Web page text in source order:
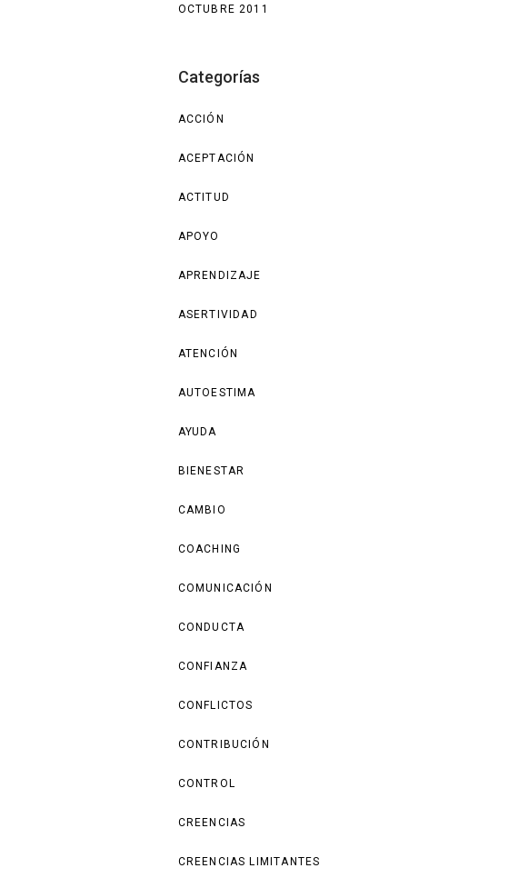
OCTUBRE 2011
Categorías
ACCIÓN
ACEPTACIÓN
ACTITUD
APOYO
APRENDIZAJE
ASERTIVIDAD
ATENCIÓN
AUTOESTIMA
AYUDA
BIENESTAR
CAMBIO
COACHING
COMUNICACIÓN
CONDUCTA
CONFIANZA
CONFLICTOS
CONTRIBUCIÓN
CONTROL
CREENCIAS
CREENCIAS LIMITANTES